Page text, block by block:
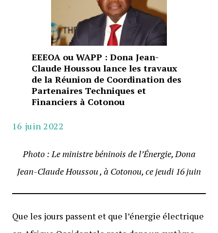
EEEOA ou WAPP : Dona Jean-
Claude Houssou lance les travaux
de la Réunion de Coordination des
Partenaires Techniques et
Financiers à Cotonou
16 juin 2022
Photo : Le ministre béninois de l’Énergie, Dona
Jean-Claude Houssou , à Cotonou, ce jeudi 16 juin
Que les jours passent et que l’énergie électrique